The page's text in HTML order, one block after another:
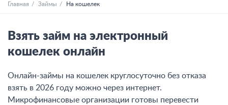
Главная Займы На кошелек
Взять займ на электронный
кошелек онлайн
Онлайн-займы на кошелек круглосуточно без отказа
взять в 2026 году можно через интернет.
Микрофинансовые организации готовы перевести